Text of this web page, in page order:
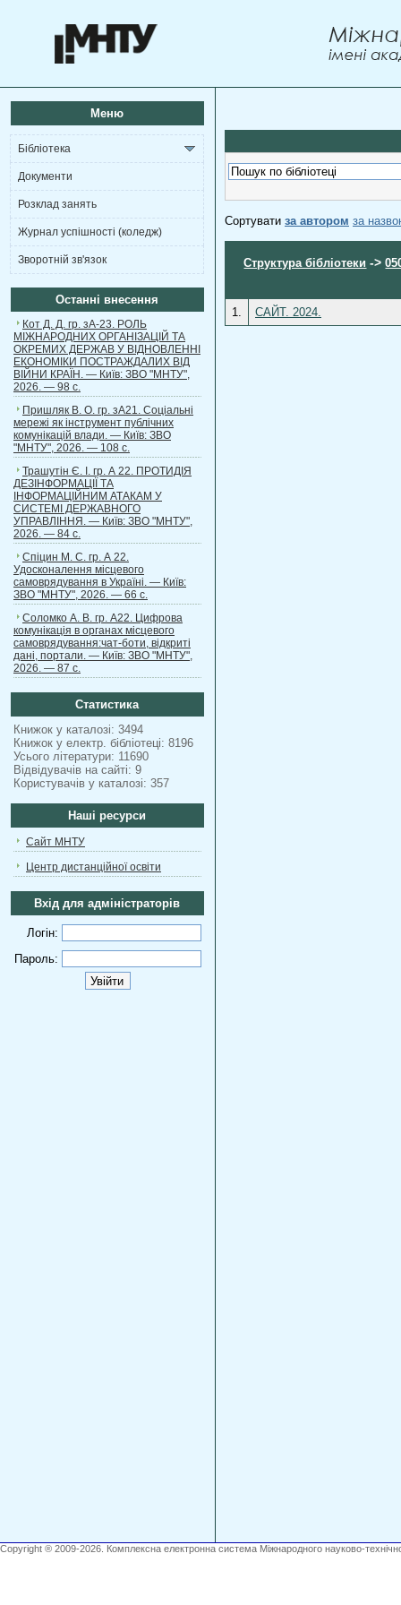
Меню
Бібліотека
Документи
Розклад занять
Журнал успішності (коледж)
Зворотній зв'язок
Останні внесення
Кот Д. Д. гр. зА-23. РОЛЬ
МІЖНАРОДНИХ ОРГАНІЗАЦІЙ ТА
ОКРЕМИХ ДЕРЖАВ У ВІДНОВЛЕННІ
ЕКОНОМІКИ ПОСТРАЖДАЛИХ ВІД
ВІЙНИ КРАЇН. — Київ: ЗВО "МНТУ",
2026. — 98 с.
Пришляк В. О. гр. зА21. Соціальні
мережі як інструмент публічних
комунікацій влади. — Київ: ЗВО
"МНТУ", 2026. — 108 с.
Трашутін Є. І. гр. А 22. ПРОТИДІЯ
ДЕЗІНФОРМАЦІЇ ТА
ІНФОРМАЦІЙНИМ АТАКАМ У
СИСТЕМІ ДЕРЖАВНОГО
УПРАВЛІННЯ. — Київ: ЗВО "МНТУ",
2026. — 84 с.
Спіцин М. С. гр. А 22.
Удосконалення місцевого
самоврядування в Україні. — Київ:
ЗВО "МНТУ", 2026. — 66 с.
Соломко А. В. гр. А22. Цифрова
комунікація в органах місцевого
самоврядування:чат-боти, відкриті
дані, портали. — Київ: ЗВО "МНТУ",
2026. — 87 с.
Статистика
Книжок у каталозі: 3494
Книжок у електр. бібліотеці: 8196
Усього літератури: 11690
Відвідувачів на сайті: 9
Користувачів у каталозі: 357
Наші ресурси
Сайт МНТУ
Центр дистанційної освіти
Вхід для адміністраторів
Логін:
Пароль:
Сортувати за автором за
Структура бібліотеки ->
1. САЙТ. 2024.
Copyright ® 2009-2026. Комплексна електронна система Міжнародного науково-